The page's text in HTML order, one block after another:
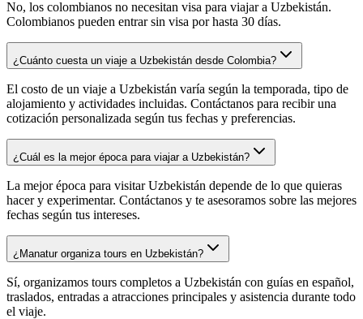
No, los colombianos no necesitan visa para viajar a Uzbekistán.
Colombianos pueden entrar sin visa por hasta 30 días.
¿Cuánto cuesta un viaje a Uzbekistán desde Colombia?
El costo de un viaje a Uzbekistán varía según la temporada, tipo de
alojamiento y actividades incluidas. Contáctanos para recibir una
cotización personalizada según tus fechas y preferencias.
¿Cuál es la mejor época para viajar a Uzbekistán?
La mejor época para visitar Uzbekistán depende de lo que quieras
hacer y experimentar. Contáctanos y te asesoramos sobre las mejores
fechas según tus intereses.
¿Manatur organiza tours en Uzbekistán?
Sí, organizamos tours completos a Uzbekistán con guías en español,
traslados, entradas a atracciones principales y asistencia durante todo
el viaje.